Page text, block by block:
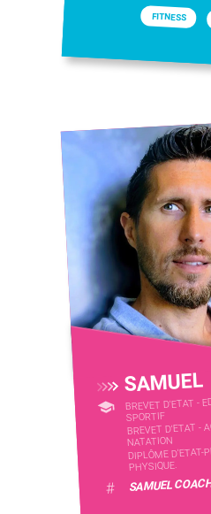
FITNESS
SAMUEL
BREVET D'ETAT -
SPORTIF
BREVET D'ETAT -
NATATION
DIPLÔME D'ETAT-
PHYSIQUE.
# SAMUEL